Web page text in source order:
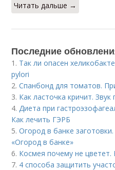
Читать дальше →
Последние
1. Так ли опасен
pylori
2.Спанбонд для томатов.
3. Как ласточка кричит. Звук
4.Диета при
Как лечить ГЭРБ
5.Огород в банке
«Огород в банке»
6. Космея почему не
7. 4 способа защитить